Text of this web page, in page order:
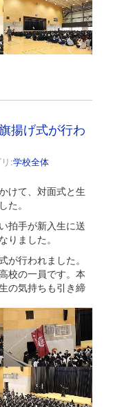
揚げ式が行わ
:学校全体
けて、対面式と生
。
拍手が新入生に送
ました。
行われました。
校の一員です。本
の気持ちも引き締